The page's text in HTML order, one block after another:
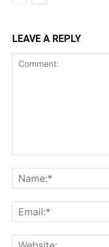
LEAVE A REPLY